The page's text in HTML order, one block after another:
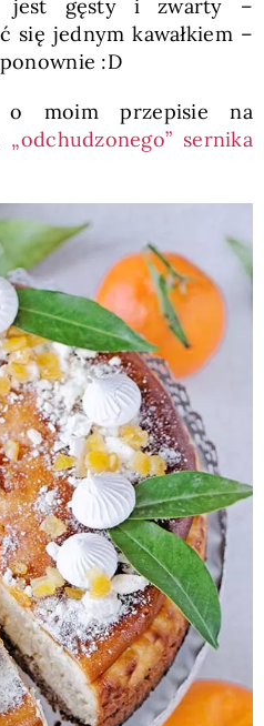
jest gęsty i zwarty –
się jednym kawałkiem –
:D
o moim przepisie na
„odchudzonego” sernika